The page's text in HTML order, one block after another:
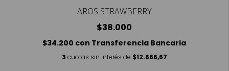
AROS STRAWBERRY
$38.000
$34.200 con Transferencia Bancaria
3 cuotas sin interés de $12.666,67